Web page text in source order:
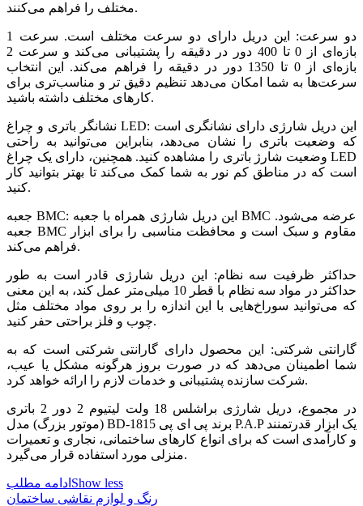
مختلف را فراهم می‌کنند.
دو سرعت: این دریل دارای دو سرعت مختلف است. سرعت 1
بازه‌ای از 0 تا 400 دور در دقیقه را پشتیبانی می‌کند و سرعت 2
بازه‌ای از 0 تا 1350 دور در دقیقه را فراهم می‌کند. این انتخاب
سرعت‌ها به شما امکان می‌دهد تنظیم دقیق تر و مناسب‌تری برای
کارهای مختلف داشته باشید.
نشانگر باتری و چراغ LED: این دریل شارژی دارای نشانگری است
که وضعیت باتری را نشان می‌دهد، بنابراین می‌توانید به راحتی
وضعیت شارژ باتری را مشاهده کنید. همچنین، دارای یک چراغ LED
است که در مناطق کم نور به شما کمک می‌کند تا بهتر بتوانید کار
کنید.
جعبه BMC: این دریل شارژی همراه با جعبه BMC عرضه می‌شود.
جعبه BMC مقاوم و سبک است و محافظت مناسبی را برای ابزار
فراهم می‌کند.
حداکثر ظرفیت سه نظام: این دریل شارژی قادر است به طور
حداکثر در مواد سه نظام با قطر 10 میلی‌متر عمل کند، به این معنی
که می‌توانید سوراخ‌هایی با این اندازه را بر روی مواد مختلف مثل
چوب و فلز براحتی حفر کنید.
گارانتی شرکتی: این محصول دارای گارانتی شرکتی است که به
شما اطمینان می‌دهد که در صورت بروز هرگونه مشکل یا عیب‌،
شرکت سازنده پشتیبانی و خدمات لازم را ارائه خواهد کرد.
در مجموع، دریل شارژی براشلس 18 ولت لیتیوم 2 دور 2 باتری
(موتور بزرگ) مدل BD-1815 برند پی ای پی P.A.P یک ابزار قدرتمنند
و کارآمدی است که برای انواع کارهای ساختمانی، نجاری و تعمیرات
منزلی مورد استفاده قرار می‌گیرد.
ادامه مطلب Show less
رنگ و لوازم نقاشی ساختمان